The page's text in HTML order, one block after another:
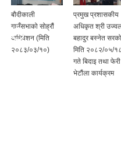
प्रमुख प्रशासकीय
अधिकृत श्री उज्वल
बहादुर बस्नेत सरको
मिति २०८२/०५/१८
लेखा अधिकृत श्री
शरद न्यौपाने, शिक्षा
अधिकृत श्री राम
प्रसाद अधिकारी र
लेखापाल श्री रमन
खनाल सरहरूको